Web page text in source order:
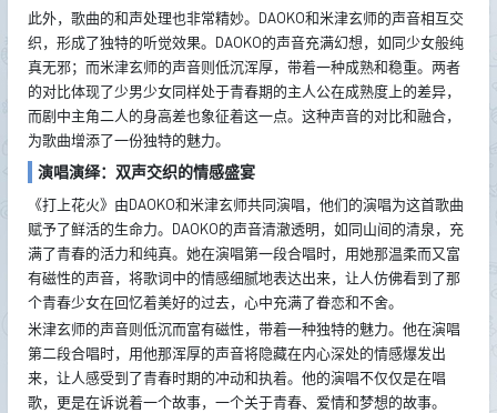
此外，歌曲的和声处理也非常精妙。DAOKO和米津玄师的声音相互交
织，形成了独特的听觉效果。DAOKO的声音充满幻想，如同少女般纯
真无邪；而米津玄师的声音则低沉浑厚，带着一种成熟和稳重。两者
的对比体现了少男少女同样处于青春期的主人公在成熟度上的差异，
而剧中主角二人的身高差也象征着这一点。这种声音的对比和融合，
为歌曲增添了一份独特的魅力。
演唱演绎：双声交织的情感盛宴
《打上花火》由DAOKO和米津玄师共同演唱，他们的演唱为这首歌曲
赋予了鲜活的生命力。DAOKO的声音清澈透明，如同山间的清泉，充
满了青春的活力和纯真。她在演唱第一段合唱时，用她那温柔而又富
有磁性的声音，将歌词中的情感细腻地表达出来，让人仿佛看到了那
个青春少女在回忆着美好的过去，心中充满了眷恋和不舍。
米津玄师的声音则低沉而富有磁性，带着一种独特的魅力。他在演唱
第二段合唱时，用他那浑厚的声音将隐藏在内心深处的情感爆发出
来，让人感受到了青春时期的冲动和执着。他的演唱不仅仅是在唱
歌，更是在诉说着一个故事，一个关于青春、爱情和梦想的故事。